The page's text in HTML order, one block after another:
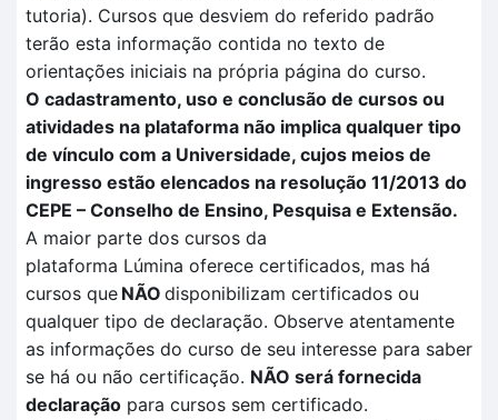
tutoria). Cursos que desviem do referido padrão
terão esta informação contida no texto de
orientações iniciais na própria página do curso.
O cadastramento, uso e conclusão de cursos ou
atividades na plataforma não implica qualquer tipo
de vínculo com a Universidade, cujos meios de
ingresso estão elencados na resolução 11/2013 do
CEPE – Conselho de Ensino, Pesquisa e Extensão.
A maior parte dos cursos da
plataforma Lúmina oferece certificados, mas há
cursos que NÃO disponibilizam certificados ou
qualquer tipo de declaração. Observe atentamente
as informações do curso de seu interesse para saber
se há ou não certificação. NÃO será fornecida
declaração para cursos sem certificado.